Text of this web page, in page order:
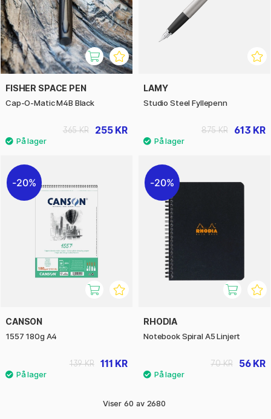
FISHER SPACE PEN
Cap-O-Matic M4B Black
255 KR
365 KR
LAMY
Studio Steel Fyllepenn
613 KR
875 KR
20%
CANSON
1557 180g A4
111 KR
139 KR
20%
RHODIA
Notebook Spiral A5 Linjert
56 KR
70 KR
Viser 60 av 2680